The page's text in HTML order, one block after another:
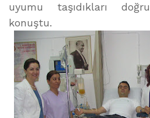
uyumu taşıdıkları
konuştu.